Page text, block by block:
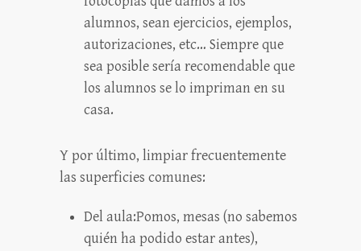
alumnos, sean ejercicios, ejemplos,
autorizaciones, etc… Siempre que
sea posible sería recomendable que
los alumnos se lo impriman en su
casa.
Y por último, limpiar frecuentemente
las superficies comunes:
Del aula:Pomos, mesas (no sabemos
quién ha podido estar antes),